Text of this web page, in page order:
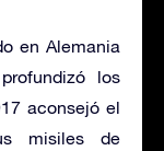
en Alemania
los
aconsejó el
misiles de